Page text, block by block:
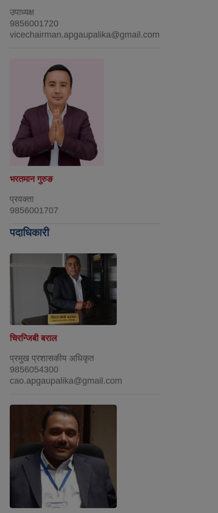
उपाध्यक्ष
9856001720
vicechairman.apgaupalika@gmail.com
भरतमान गुरुङ
प्रवक्ता
9856001707
पदाधिकारी
चिरन्जिबी बराल
प्रमुख प्रशासकीय अधिकृत
9856054300
cao.apgaupalika@gmail.com